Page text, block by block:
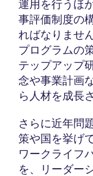
運用を行うほ
事評価制度の
ればなりませ
プログラムの
テップアップ
念や事業計画
ら人材を成長
さらに近年問
策や国を挙げ
ワークライフ
を、リーダー